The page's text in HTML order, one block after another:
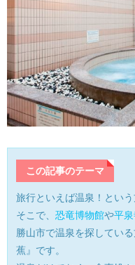
この記事のテーマ
旅行といえば温泉！とい
そこで、 恐竜博物館や平
勝山市で温泉を探してい
蕉』です。
体験施設・体験プラン
歴史
生活・地元ネタ
その他
大野市
小浜市
勝山市
鯖江市
高浜町
敦賀市